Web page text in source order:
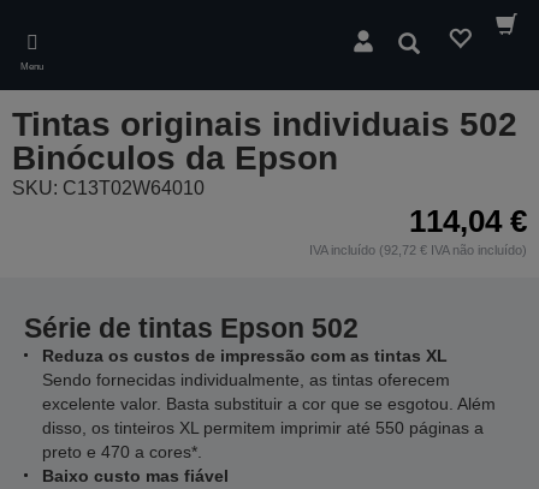
main
content
Menu
Pesquisar
Tintas originais individuais 502
Binóculos da Epson
SKU: C13T02W64010
114,04 €
IVA incluído (92,72 € IVA não incluído)
Série de tintas Epson 502
Reduza os custos de impressão com as tintas XL
Sendo fornecidas individualmente, as tintas oferecem
excelente valor. Basta substituir a cor que se esgotou. Além
disso, os tinteiros XL permitem imprimir até 550 páginas a
preto e 470 a cores*.
Baixo custo mas fiável